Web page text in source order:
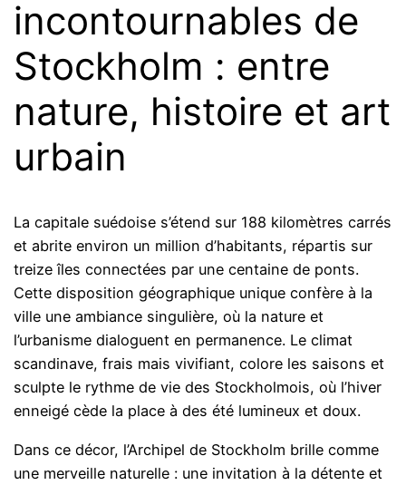
incontournables de
Stockholm : entre
nature, histoire et art
urbain
La capitale suédoise s’étend sur 188 kilomètres carrés
et abrite environ un million d’habitants, répartis sur
treize îles connectées par une centaine de ponts.
Cette disposition géographique unique confère à la
ville une ambiance singulière, où la nature et
l’urbanisme dialoguent en permanence. Le climat
scandinave, frais mais vivifiant, colore les saisons et
sculpte le rythme de vie des Stockholmois, où l’hiver
enneigé cède la place à des été lumineux et doux.
Dans ce décor, l’Archipel de Stockholm brille comme
une merveille naturelle : une invitation à la détente et